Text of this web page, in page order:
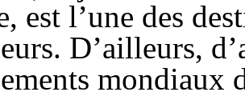
est l’une des
D’ailleurs,
mondiaux